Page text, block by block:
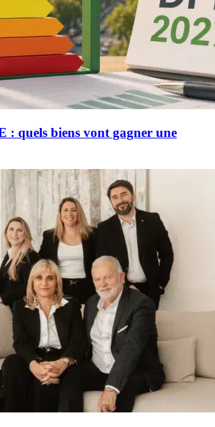
: quels biens vont gagner une